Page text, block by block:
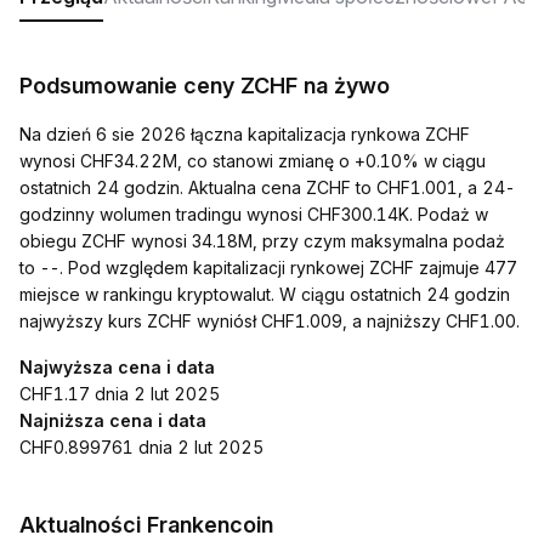
Podsumowanie ceny ZCHF na żywo
Na dzień 6 sie 2026 łączna kapitalizacja rynkowa ZCHF
wynosi CHF34.22M, co stanowi zmianę o +0.10% w ciągu
ostatnich 24 godzin. Aktualna cena ZCHF to CHF1.001, a 24-
godzinny wolumen tradingu wynosi CHF300.14K. Podaż w
obiegu ZCHF wynosi 34.18M, przy czym maksymalna podaż
to --. Pod względem kapitalizacji rynkowej ZCHF zajmuje 477
miejsce w rankingu kryptowalut. W ciągu ostatnich 24 godzin
najwyższy kurs ZCHF wyniósł CHF1.009, a najniższy CHF1.00.
Najwyższa cena i data
CHF1.17 dnia 2 lut 2025
Najniższa cena i data
CHF0.899761 dnia 2 lut 2025
Aktualności Frankencoin